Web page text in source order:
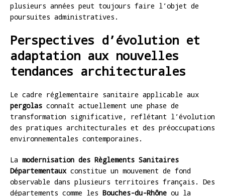
plusieurs années peut toujours faire l’objet de
poursuites administratives.
Perspectives d’évolution et
adaptation aux nouvelles
tendances architecturales
Le cadre réglementaire sanitaire applicable aux
pergolas connaît actuellement une phase de
transformation significative, reflétant l’évolution
des pratiques architecturales et des préoccupations
environnementales contemporaines.
La modernisation des Règlements Sanitaires
Départementauxconstitue un mouvement de fond
observable dans plusieurs territoires français. Des
départements comme les Bouches-du-Rhône ou la